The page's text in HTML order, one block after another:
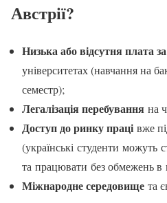
Австрії?
Низька або відсутня плата
університетах (навчання на
семестр);
Легалізація перебування на
Доступ до ринку праці вже
(українські студенти можуть
та працювати без обмежень
Міжнародне середовище та